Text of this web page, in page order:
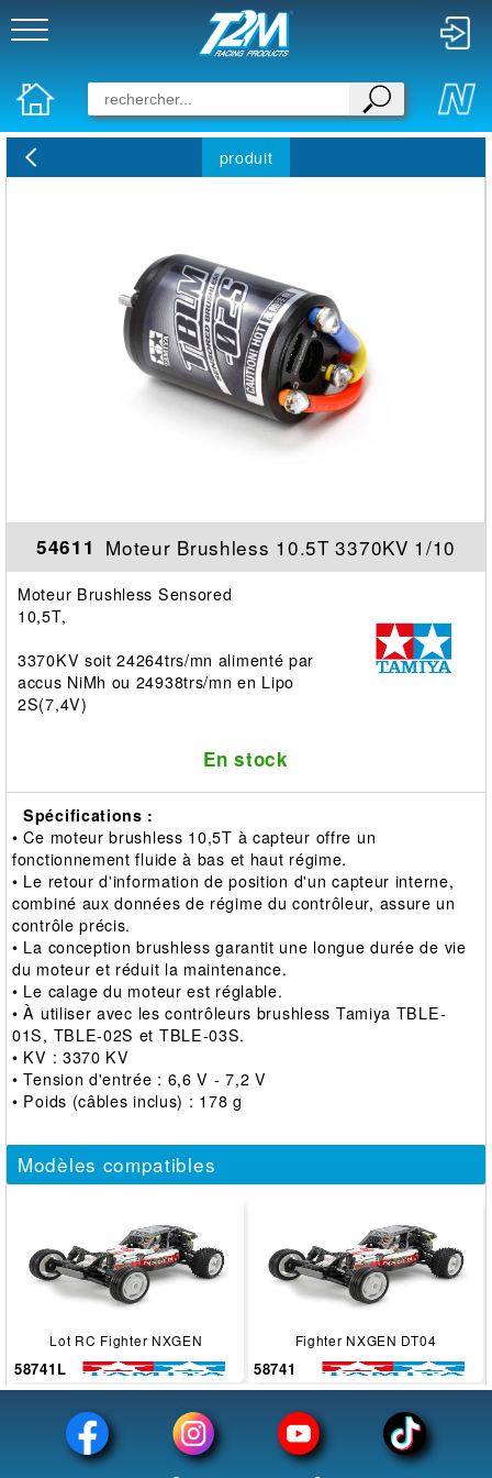
produit
54611 Moteur Brushless 10.5T 3370KV 1/10
Moteur Brushless Sensored
10,5T,
3370KV soit 24264trs/mn alimenté par
accus NiMh ou 24938trs/mn en Lipo
2S(7,4V)
En stock
Spécifications :
• Ce moteur brushless 10,5T à capteur offre un
fonctionnement fluide à bas et haut régime.
• Le retour d'information de position d'un capteur interne,
combiné aux données de régime du contrôleur, assure un
contrôle précis.
• La conception brushless garantit une longue durée de vie
du moteur et réduit la maintenance.
• Le calage du moteur est réglable.
• À utiliser avec les contrôleurs brushless Tamiya TBLE-
01S, TBLE-02S et TBLE-03S.
• KV : 3370 KV
• Tension d'entrée : 6,6 V - 7,2 V
• Poids (câbles inclus) : 178 g
Modèles compatibles
Lot RC Fighter NXGEN
58741L
Fighter NXGEN DT04
58741